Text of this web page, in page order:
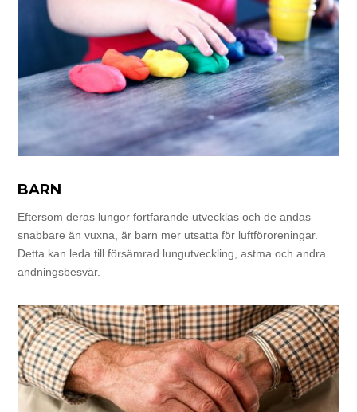
BARN
Eftersom deras lungor fortfarande utvecklas och de andas
snabbare än vuxna, är barn mer utsatta för luftföroreningar.
Detta kan leda till försämrad lungutveckling, astma och andra
andningsbesvär.